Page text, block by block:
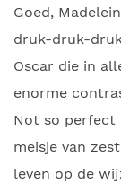
Goed,
druk-druk-
Oscar die in
enorme
Not so perfect
meisje van
leven op de